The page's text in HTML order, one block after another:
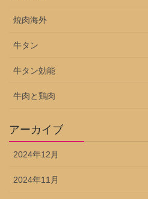
焼肉海外
牛タン
牛タン効能
牛肉と鶏肉
アーカイブ
2024年12月
2024年11月